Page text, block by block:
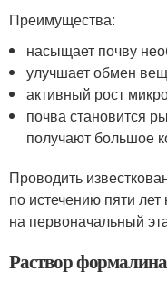
Преимущества:
насыщает почву
улучшает обмен
активный рост
почва становится
получают большое
Проводить
по истечению пяти
на первоначальный
Раствор формалина